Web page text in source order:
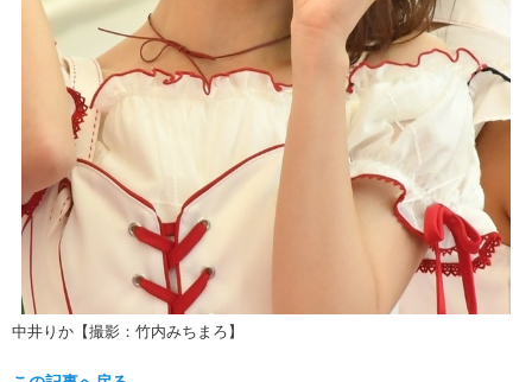
中井りか【撮影：竹内みちまろ】